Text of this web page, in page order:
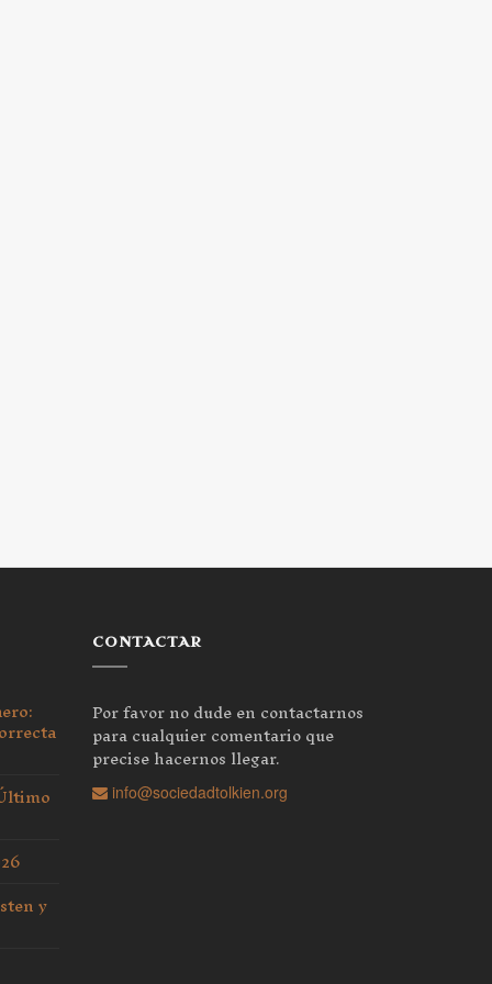
y
CONTACTAR
Por favor no dude en contactarnos
para cualquier comentario que
precise hacernos llegar.
info@sociedadtolkien.org